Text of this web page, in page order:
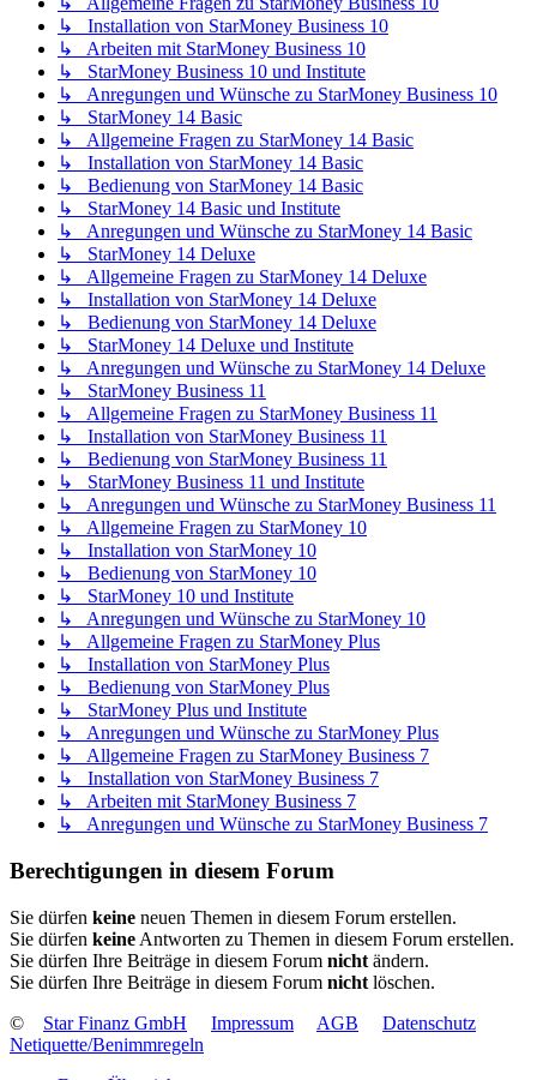
↳ Installation von StarMoney Business 10
↳ Arbeiten mit StarMoney Business 10
↳ StarMoney Business 10 und Institute
↳ Anregungen und Wünsche zu StarMoney Business 10
↳ StarMoney 14 Basic
↳ Allgemeine Fragen zu StarMoney 14 Basic
↳ Installation von StarMoney 14 Basic
↳ Bedienung von StarMoney 14 Basic
↳ StarMoney 14 Basic und Institute
↳ Anregungen und Wünsche zu StarMoney 14 Basic
↳ StarMoney 14 Deluxe
↳ Allgemeine Fragen zu StarMoney 14 Deluxe
↳ Installation von StarMoney 14 Deluxe
↳ Bedienung von StarMoney 14 Deluxe
↳ StarMoney 14 Deluxe und Institute
↳ Anregungen und Wünsche zu StarMoney 14 Deluxe
↳ StarMoney Business 11
↳ Allgemeine Fragen zu StarMoney Business 11
↳ Installation von StarMoney Business 11
↳ Bedienung von StarMoney Business 11
↳ StarMoney Business 11 und Institute
↳ Anregungen und Wünsche zu StarMoney Business 11
↳ Allgemeine Fragen zu StarMoney 10
↳ Installation von StarMoney 10
↳ Bedienung von StarMoney 10
↳ StarMoney 10 und Institute
↳ Anregungen und Wünsche zu StarMoney 10
↳ Allgemeine Fragen zu StarMoney Plus
↳ Installation von StarMoney Plus
↳ Bedienung von StarMoney Plus
↳ StarMoney Plus und Institute
↳ Anregungen und Wünsche zu StarMoney Plus
↳ Allgemeine Fragen zu StarMoney Business 7
↳ Installation von StarMoney Business 7
↳ Arbeiten mit StarMoney Business 7
↳ Anregungen und Wünsche zu StarMoney Business 7
Berechtigungen in diesem Forum
Sie dürfen keine neuen Themen in diesem Forum erstellen.
Sie dürfen keine Antworten zu Themen in diesem Forum erstellen.
Sie dürfen Ihre Beiträge in diesem Forum nicht ändern.
Sie dürfen Ihre Beiträge in diesem Forum nicht löschen.
©
Star Finanz GmbH Impressum AGB
Datenschutz
Netiquette/Benimmregeln